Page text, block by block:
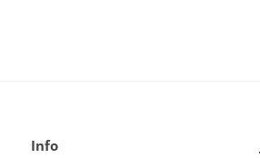
Info